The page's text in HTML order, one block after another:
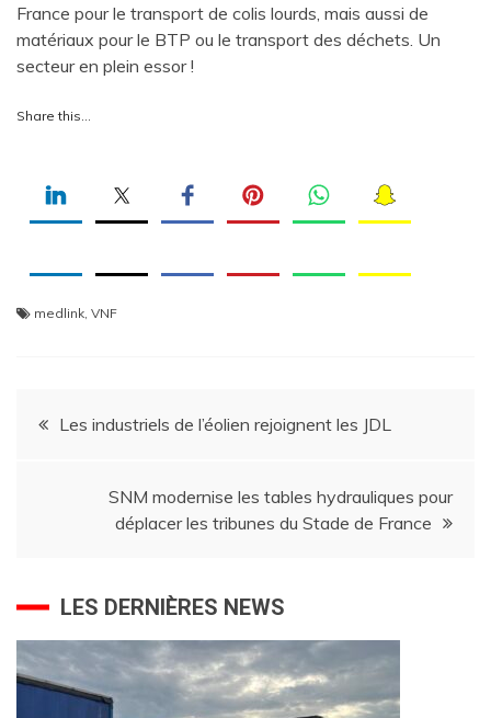
France pour le transport de colis lourds, mais aussi de
matériaux pour le BTP ou le transport des déchets. Un
secteur en plein essor !
Share this…
medlink VNF
Navigation
l’article
Les industriels de l’éolien rejoignent les JDL
SNM modernise les tables hydrauliques pour
déplacer les tribunes du Stade de France
LES DERNIÈRES NEWS